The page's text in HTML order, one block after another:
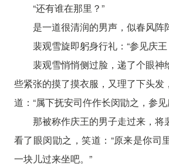
“还有谁在那里？”
是一道很清润的男声，似春风阵
裴观雪旋即躬身行礼：“参见庆
裴观雪悄悄侧过脸，递了个眼神
些紧张的摸了摸衣服，又理了下头发
道：“属下抚安司仵作长闵勖之，参
那被称作庆王的男子走过来，将
看了眼闵勖之，笑道：“原来是你司
一块儿过来坐吧。”